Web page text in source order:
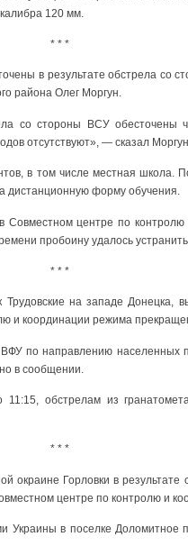
120 мм.
* * *
в результате обстрела со
района Олег Моргун.
со стороны ВСУ
отсутствуют», — сказал Моргун.
в том числе местная школа.
дистанционную форму обучения.
центре по
пробоину удалось
* * *
Трудовские на западе
и координации режима
по направлению населенных
в сообщении.
обстрелам из
* * *
Горловки в результате
центре по контролю и
Украины в поселке Доломитное